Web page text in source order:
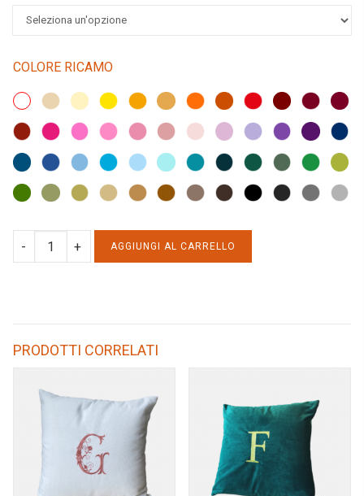
COLORE RICAMO
LAVETTA
SPUGNA
AGGIUNGI AL CARRELLO
PRODOTTI CORRELATI